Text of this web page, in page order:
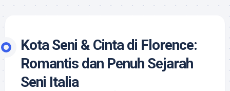
Kota Seni & Cinta di Florence:
Romantis dan Penuh Sejarah
Seni Italia